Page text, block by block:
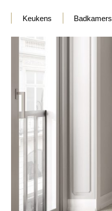
Keukens Badkamers